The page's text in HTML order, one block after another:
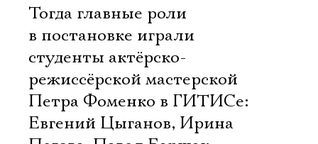
Тогда главные роли
в постановке играли
студенты актёрско-
режиссёрской мастерской
Петра Фоменко в ГИТИСе:
Евгений Цыганов, Ирина